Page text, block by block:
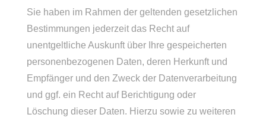
Sie haben im Rahmen der geltenden gesetzlichen
Bestimmungen jederzeit das Recht auf
unentgeltliche Auskunft über Ihre gespeicherten
personenbezogenen Daten, deren Herkunft und
Empfänger und den Zweck der Datenverarbeitung
und ggf. ein Recht auf Berichtigung oder
Löschung dieser Daten. Hierzu sowie zu weiteren